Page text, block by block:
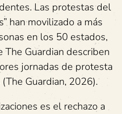
Las protestas del
han movilizado a más
en los 50 estados,
Guardian describen
jornadas de protesta
Guardian, 2026).
es el rechazo a